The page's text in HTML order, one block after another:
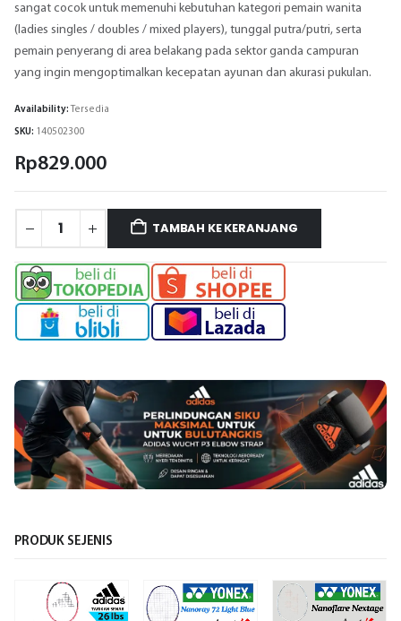
sangat cocok untuk memenuhi kebutuhan kategori pemain wanita
(ladies singles / doubles / mixed players), tunggal putra/putri, serta
pemain penyerang di area belakang pada sektor ganda campuran
yang ingin mengoptimalkan kecepatan ayunan dan akurasi pukulan.
Availability: Tersedia
SKU: 140502300
Rp829.000
TAMBAH KE KERANJANG
PRODUK SEJENIS